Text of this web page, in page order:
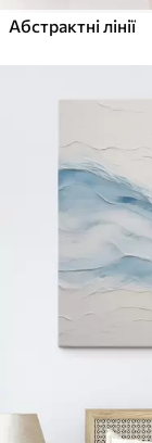
Абстрактні лінії